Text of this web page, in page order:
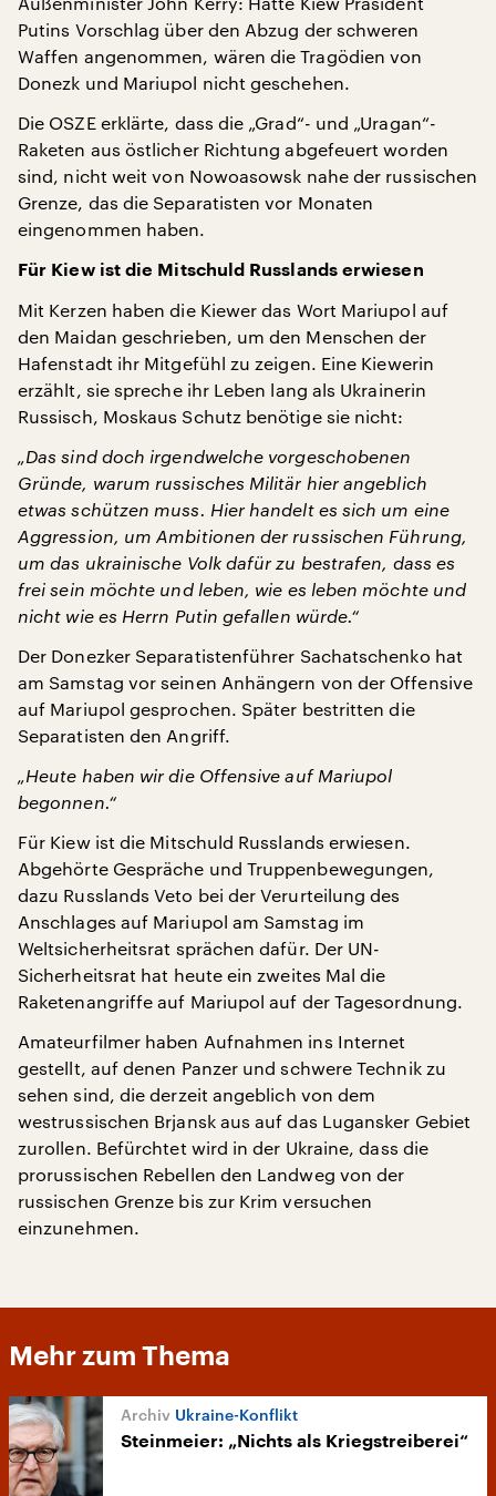
Putins Vorschlag über den Abzug der schweren
Waffen angenommen, wären die Tragödien von
Donezk und Mariupol nicht geschehen.
Die OSZE erklärte, dass die „Grad“- und „Uragan“-
Raketen aus östlicher Richtung abgefeuert worden
sind, nicht weit von Nowoasowsk nahe der russischen
Grenze, das die Separatisten vor Monaten
eingenommen haben.
Für Kiew ist die Mitschuld Russlands erwiesen
Mit Kerzen haben die Kiewer das Wort Mariupol auf
den Maidan geschrieben, um den Menschen der
Hafenstadt ihr Mitgefühl zu zeigen. Eine Kiewerin
erzählt, sie spreche ihr Leben lang als Ukrainerin
Russisch, Moskaus Schutz benötige sie nicht:
„Das sind doch irgendwelche vorgeschobenen
Gründe, warum russisches Militär hier angeblich
etwas schützen muss. Hier handelt es sich um eine
Aggression, um Ambitionen der russischen Führung,
um das ukrainische Volk dafür zu bestrafen, dass es
frei sein möchte und leben, wie es leben möchte und
nicht wie es Herrn Putin gefallen würde.“
Der Donezker Separatistenführer Sachatschenko hat
am Samstag vor seinen Anhängern von der Offensive
auf Mariupol gesprochen. Später bestritten die
Separatisten den Angriff.
„Heute haben wir die Offensive auf Mariupol
begonnen.“
Für Kiew ist die Mitschuld Russlands erwiesen.
Abgehörte Gespräche und Truppenbewegungen,
dazu Russlands Veto bei der Verurteilung des
Anschlages auf Mariupol am Samstag im
Weltsicherheitsrat sprächen dafür. Der UN-
Sicherheitsrat hat heute ein zweites Mal die
Raketenangriffe auf Mariupol auf der Tagesordnung.
Amateurfilmer haben Aufnahmen ins Internet
gestellt, auf denen Panzer und schwere Technik zu
sehen sind, die derzeit angeblich von dem
westrussischen Brjansk aus auf das Lugansker Gebiet
zurollen. Befürchtet wird in der Ukraine, dass die
prorussischen Rebellen den Landweg von der
russischen Grenze bis zur Krim versuchen
einzunehmen.
Mehr zum Thema
Ukraine-Konflikt
Steinmeier: „Nichts als Kriegstreiberei“